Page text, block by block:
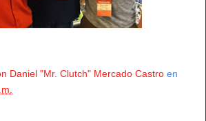
Daniel "Mr. Clutch" Mercado Castro en